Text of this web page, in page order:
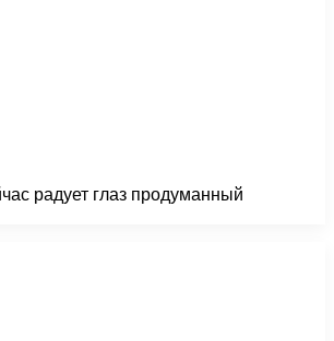
радует глаз продуманный